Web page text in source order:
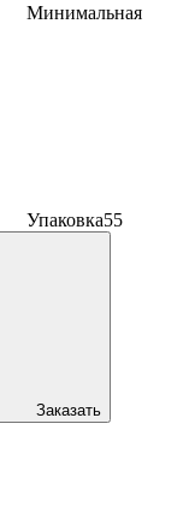
Минимальная
Упаковка55
Заказать